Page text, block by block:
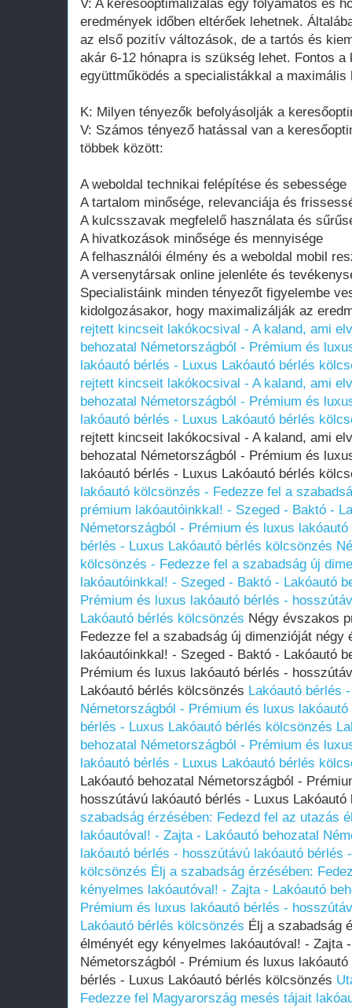
V: A keresőoptimalizálás egy folyamatos és
eredmények időben eltérőek lehetnek.
az első pozitív változások, de a tartós és
akár 6-12 hónapra is szükség lehet. Fontos
együttműködés a specialistákkal a maximális
K: Milyen tényezők befolyásolják a
V: Számos tényező hatással van a
többek között:
A weboldal technikai felépítése és sebessége
A tartalom minősége, relevanciája és
A kulcsszavak megfelelő használata és
A hivatkozások minősége és mennyisége
A felhasználói élmény és a weboldal mobil
A versenytársak online jelenléte és
Specialistáink minden tényezőt figyelembe
kidolgozásakor, hogy maximalizálják az
rejtett kincseit lakókocsival - A kaland, ami
behozatal Németországból - Prémium és
lakóautó bérlés - Luxus Lakóautó bérlés
rejtett kincseit lakókocsival - A kaland, ami
behozatal Németországból - Prémium és
lakóautó bérlés - Luxus Lakóautó bérlés
rejtett kincseit lakókocsival - A kaland, ami
behozatal Németországból - Prémium és
lakóautó bérlés - Luxus Lakóautó bérlés
lakóautó kölcsönzés - Fedezze fel a
prémium lakóautóinkkal! - Szeged - Baktó -
Németországból - Prémium és luxus
bérlés - Luxus Lakóautó bérlés kölcsönzés
kölcsönzés - Fedezze fel a szabadság új
lakóautóinkkal! - Szeged - Baktó - Lakóautó
Prémium és luxus lakóautó bérlés -
Lakóautó bérlés kölcsönzés Négy évszakos
Fedezze fel a szabadság új dimenzióját négy
lakóautóinkkal! - Szeged - Baktó - Lakóautó
Prémium és luxus lakóautó bérlés -
Lakóautó bérlés kölcsönzés Lakóautó bérlés
Németországból - Prémium és luxus
bérlés - Luxus Lakóautó bérlés kölcsönzés
behozatal Németországból - Prémium és
lakóautó bérlés - Luxus Lakóautó bérlés
Lakóautó behozatal Németországból -
hosszútávú lakóautó bérlés - Luxus
szabadság érzésében: Fedezd fel az utazás
lakóautóval! - Zajta - Lakóautó behozatal
lakóautó bérlés - hosszútávú lakóautó bérlés
kölcsönzés Élj a szabadság érzésében:
kényelmes lakóautóval! - Zajta - Lakóautó
Prémium és luxus lakóautó bérlés -
Lakóautó bérlés kölcsönzés Élj a szabadság
élményét egy kényelmes lakóautóval! - Zajta
Németországból - Prémium és luxus
bérlés - Luxus Lakóautó bérlés kölcsönzés
Fedezze fel Magyarország mesés tájait